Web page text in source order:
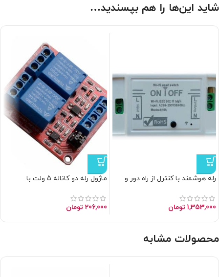
شاید این‌ها را هم بپسندید…
رله هوشمند با کنترل از راه دور و
1,353,000 تومان
ماژول رله دو کاناله 5 ولت با
ولتاژ تحریک
206,000 تومان
محصولات مشابه